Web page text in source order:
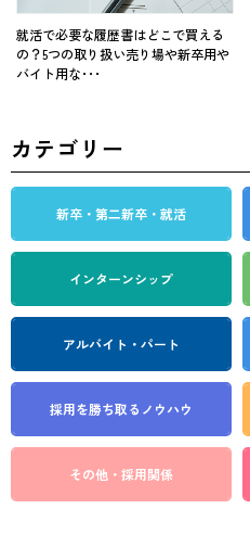
就活で必要な履歴書はどこで買える
の？5つの取り扱い売り場や新卒用や
バイト用な･･･
カテゴリー
新卒・第二新卒・就活
インターンシップ
アルバイト・パート
採用を勝ち取る ノウハウ
その他・採用関係